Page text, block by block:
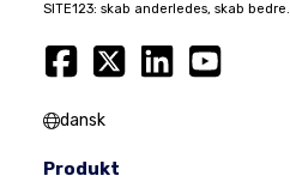
SITE123: skab anderledes, skab bedre.
dansk
Produkt